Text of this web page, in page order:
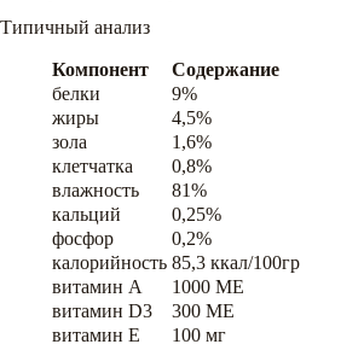
Типичный анализ
Компонент
Содержание
белки
9%
жиры
4,5%
зола
1,6%
клетчатка
0,8%
влажность
81%
кальций
0,25%
фосфор
0,2%
калорийность 85,3 ккал/100гр
витамин A
1000 ME
витамин D3
300 ME
витамин E
100 мг